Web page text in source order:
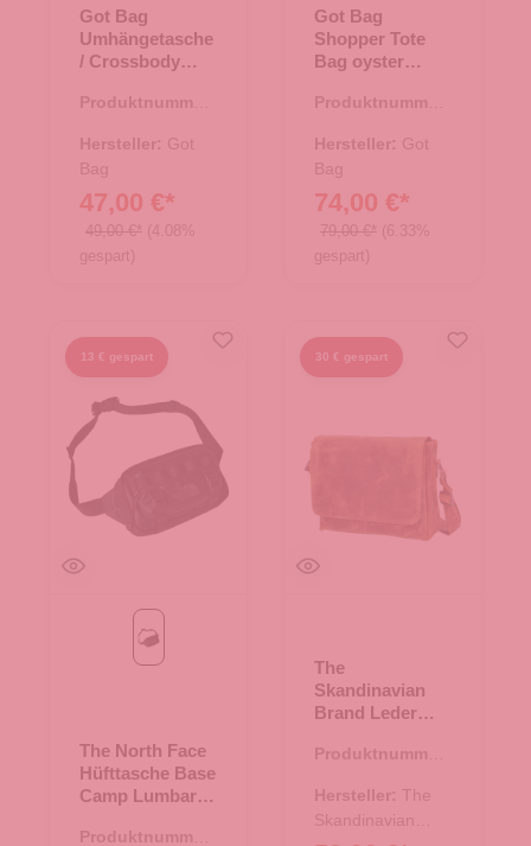
Got Bag
Umhängetasche
/ Crossbody
monochrome
Produktnummer:
Hersteller: Got
Bag
47,00 €*
49,00 €* (4.08%
gespart)
Got Bag
Shopper Tote
Bag oyster
Produktnummer:
Hersteller: Got
Bag
74,00 €*
79,00 €* (6.33%
gespart)
13 € gespart
Black/Asphalt Grey
The North Face
Hüfttasche Base
Camp Lumbar
Grey
Produktnummer:
30 € gespart
The
Skandinavian
Brand Leder
Hunter - hunter
Produktnummer:
Hersteller: The
Skandinavian